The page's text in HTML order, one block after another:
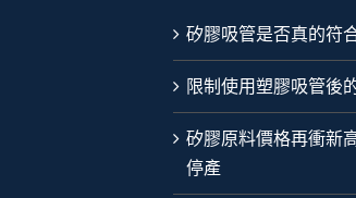
矽膠吸管是否真的符
限制使用塑膠吸管後
矽膠原料價格再衝新
停產